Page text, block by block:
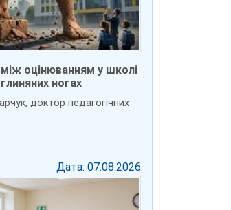
оцінюванням у школі
ногах
доктор педагогічних
Дата: 07.08.2026